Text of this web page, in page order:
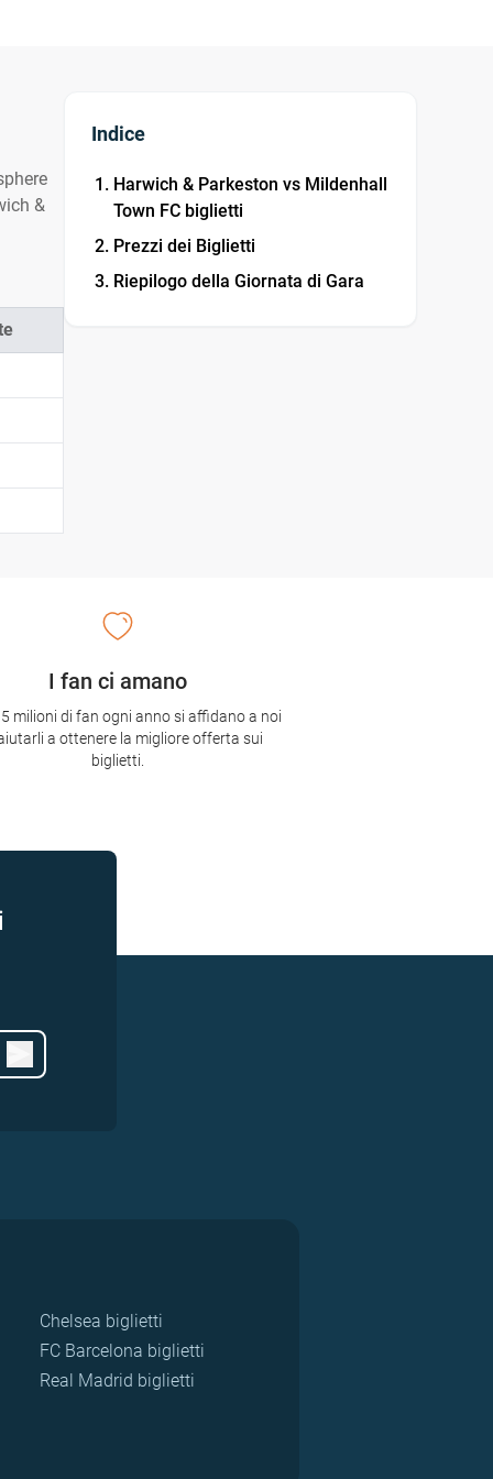
&
Indice
Harwich & Parkeston vs Mildenhall
Town FC biglietti
Prezzi dei Biglietti
Riepilogo della Giornata di Gara
I fan ci amano
milioni di fan ogni anno si affidano a noi
a ottenere la migliore offerta sui
biglietti.
Chelsea biglietti
FC Barcelona biglietti
Real Madrid biglietti